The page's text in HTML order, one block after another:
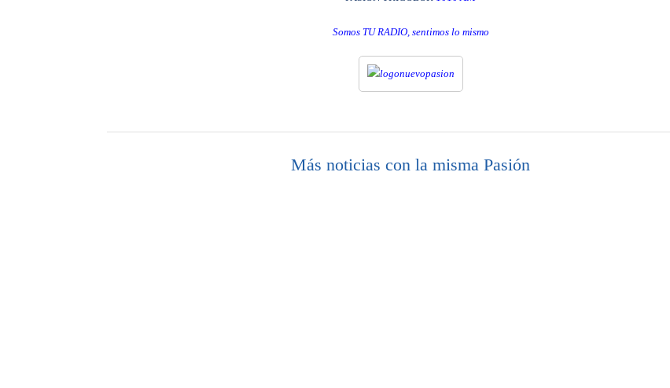
Somos TU RADIO, sentimos lo mismo
Más noticias con la misma Pasión